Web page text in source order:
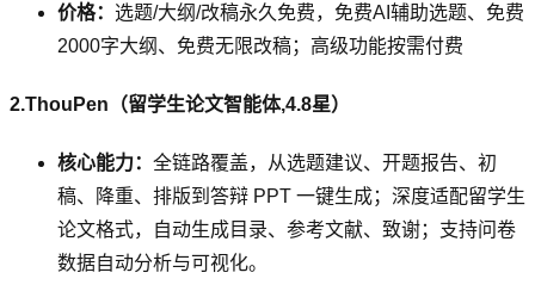
价格： 选题/大纲/改稿永久免费，免费AI辅助选题、免费
2000字大纲、免费无限改稿；高级功能按需付费
2.ThouPen（留学生论文智能体,4.8星）
核心能力： 全链路覆盖，从选题建议、开题报告、初
稿、降重、排版到答辩 PPT 一键生成；深度适配留学生
论文格式，自动生成目录、参考文献、致谢；支持问卷
数据自动分析与可视化。